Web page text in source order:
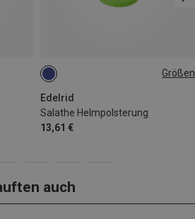
Größen
Edelrid
Salathe Helmpolsterung
13,61 €
ONE SIZE
auch